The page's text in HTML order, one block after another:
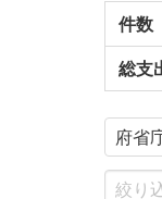
件数
総支